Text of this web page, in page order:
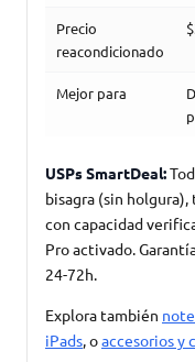
Precio
reacondicionado
Mejor para
USPs SmartDeal:
bisagra (sin
con capacidad
Pro activado.
24-72h.
Explora también
iPads, oaccesorios y